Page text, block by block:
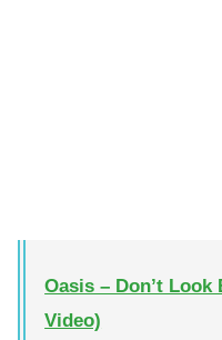
Oasis – Don’t
Video)